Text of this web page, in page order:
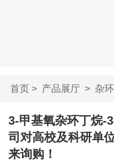
首页> 产品展厅> 杂
丁烷-3-腈CAS号：...
3-甲基氧杂环丁烷-
司对高校及科研单
来询购！